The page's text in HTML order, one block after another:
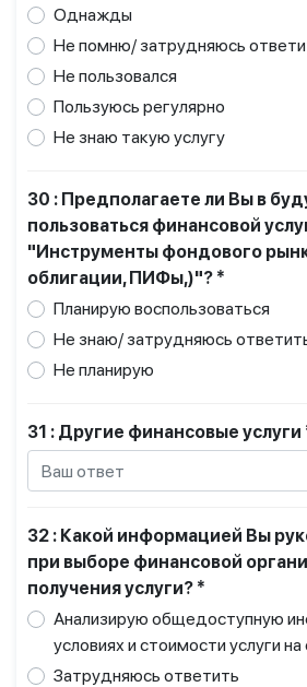
Однажды
Не помню/ затрудняюсь
Не пользовался
Пользуюсь регулярно
Не знаю такую услугу
30 : Предполагаете ли Вы в
пользоваться финансовой
"Инструменты фондового
облигации, ПИФы,)"? *
Планирую воспользоваться
Не знаю/ затрудняюсь
Не планирую
31 : Другие финансовые услуги
32 : Какой информацией Вы
при выборе финансовой
получения услуги? *
Анализирую общедоступную
условиях и стоимости услуги
Затрудняюсь ответить